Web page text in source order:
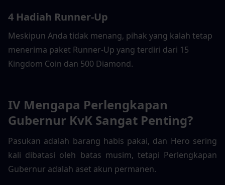
4 Hadiah Runner-Up
Meskipun Anda tidak menang, pihak yang kalah tetap
menerima paket Runner-Up yang terdiri dari 15
Kingdom Coin dan 500 Diamond.
IV Mengapa Perlengkapan
Gubernur KvK Sangat Penting?
Pasukan adalah barang habis pakai, dan Hero sering
kali dibatasi oleh batas musim, tetapi Perlengkapan
Gubernur adalah aset akun permanen.